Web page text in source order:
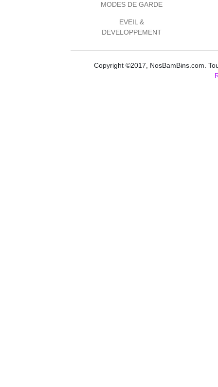
MODES DE GARDE
EVEIL &
DEVELOPPEMENT
Copyright ©2017, NosBamBins.com.